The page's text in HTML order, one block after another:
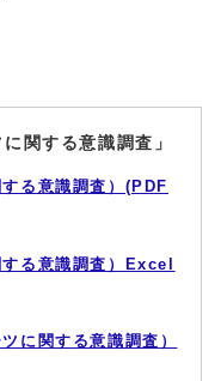
関する意識調査」
る意識調査）(PDF
る意識調査）Excel
に関する意識調査）